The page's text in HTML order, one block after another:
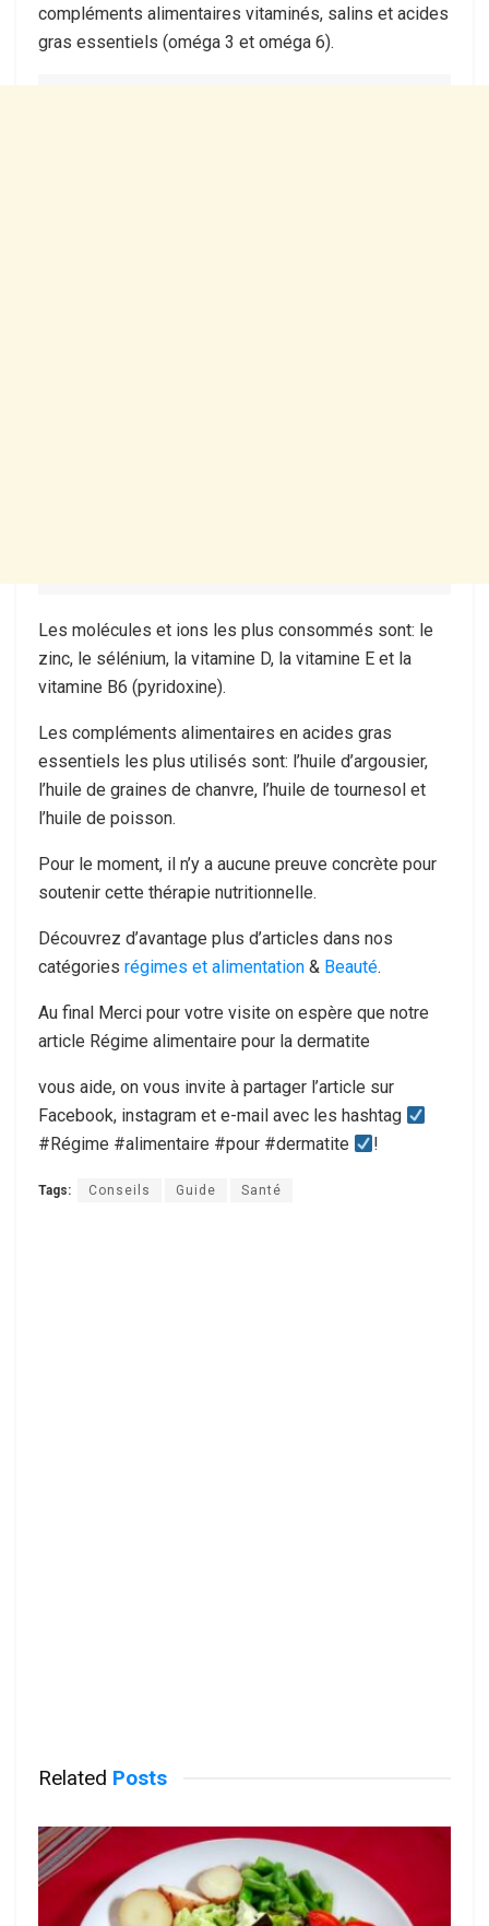
compléments alimentaires vitaminés, salins et acides
gras essentiels (oméga 3 et oméga 6).
Les molécules et ions les plus consommés sont: le
zinc, le sélénium, la vitamine D, la vitamine E et la
vitamine B6 (pyridoxine).
Les compléments alimentaires en acides gras
essentiels les plus utilisés sont: l’huile d’argousier,
l’huile de graines de chanvre, l’huile de tournesol et
l’huile de poisson.
Pour le moment, il n’y a aucune preuve concrète pour
soutenir cette thérapie nutritionnelle.
Découvrez d’avantage plus d’articles dans nos
catégories régimes et alimentation & Beauté.
Au final Merci pour votre visite on espère que notre
article Régime alimentaire pour la dermatite
vous aide, on vous invite à partager l’article sur
Facebook, instagram et e-mail avec les hashtag
#Régime #alimentaire #pour #dermatite
!
Tags: Conseils Guide Santé
Related Posts